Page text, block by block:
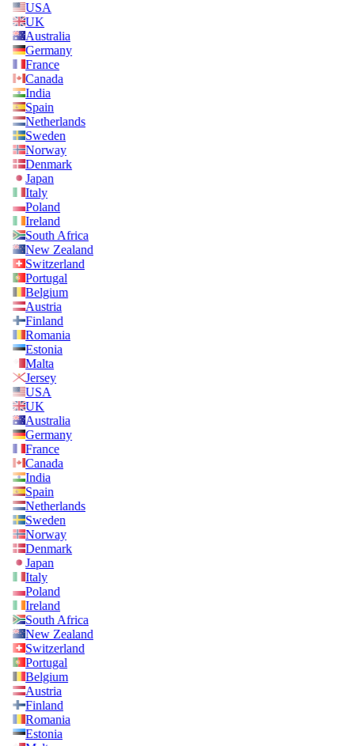
USA
UK
Australia
Germany
France
Canada
India
Spain
Netherlands
Sweden
Norway
Denmark
Japan
Italy
Poland
Ireland
South Africa
New Zealand
Switzerland
Portugal
Belgium
Austria
Finland
Romania
Estonia
Malta
Jersey
USA
UK
Australia
Germany
France
Canada
India
Spain
Netherlands
Sweden
Norway
Denmark
Japan
Italy
Poland
Ireland
South Africa
New Zealand
Switzerland
Portugal
Belgium
Austria
Finland
Romania
Estonia